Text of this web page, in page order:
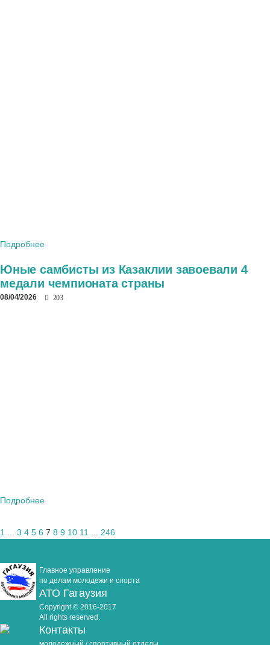
Подробнее
Юные самбисты из Казаклии завоевали 4
медали чемпионата страны
08/04/2026 203
Подробнее
1 3 4 5 6 7 8 9 10 11 246
Главное управление
по делам молодежи и спорта
АТО Гагаузия
Copyright © 2016-2017
All rights reserved.
Контакты